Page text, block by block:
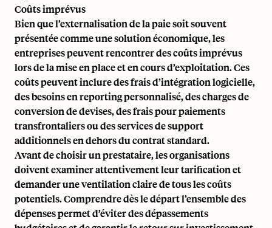
Coûts imprévus
Bien que l’externalisation de la paie soit souvent
présentée comme une solution économique, les
entreprises peuvent rencontrer des coûts imprévus
lors de la mise en place et en cours d’exploitation. Ces
coûts peuvent inclure des frais d’intégration logicielle,
des besoins en reporting personnalisé, des charges de
conversion de devises, des frais pour paiements
transfrontaliers ou des services de support
additionnels en dehors du contrat standard.
Avant de choisir un prestataire, les organisations
doivent examiner attentivement leur tarification et
demander une ventilation claire de tous les coûts
potentiels. Comprendre dès le départ l’ensemble des
dépenses permet d’éviter des dépassements